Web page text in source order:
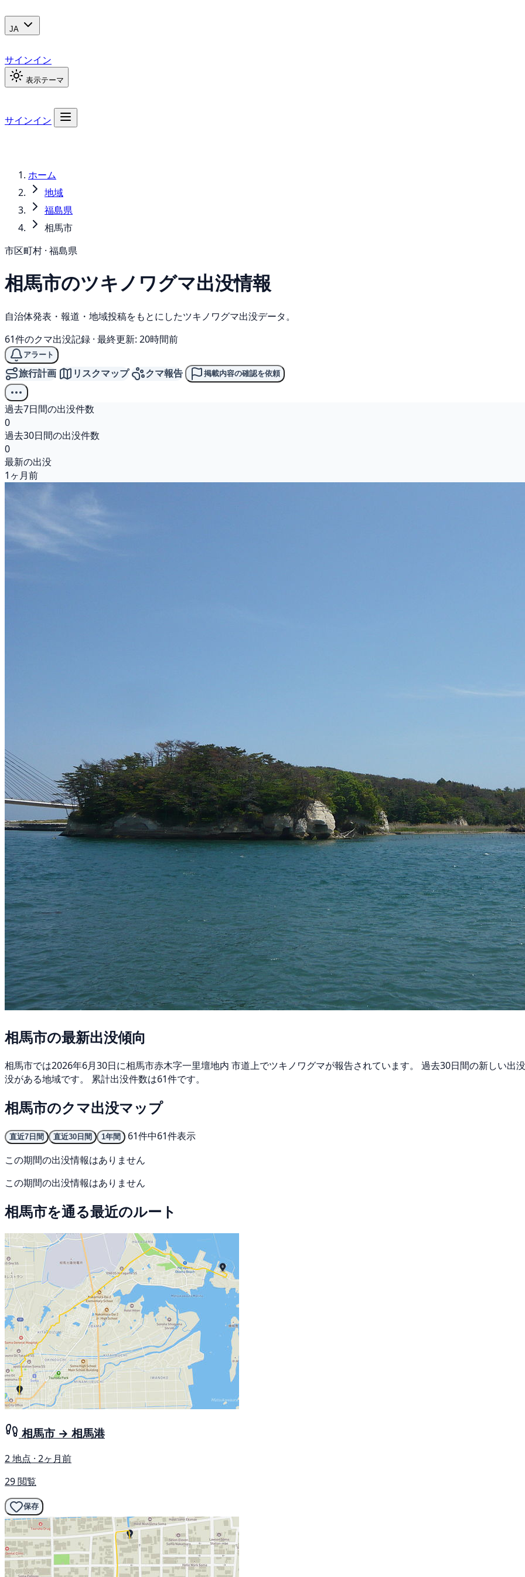
JA
サインイン
表示テーマ
サインイン
ホーム
地域
福島県
相馬市
市区町村 · 福島県
相馬市のツキノワグマ出没情報
自治体発表・報道・地域投稿をもとにしたツキノワグマ出没データ。
61件のクマ出没記録 · 最終更新: 20時間前
アラート
旅行計画 リスクマップ クマ報告 掲載内容の確認を依頼
過去7日間の出没件数
0
過去30日間の出没件数
0
最新の出没
1ヶ月前
相馬市の最新出没傾向
相馬市では2026年6月30日に相馬市赤木字一里壇地内 市道上でツキノワグマが報告されています。 過去30日間の新しい出
没がある地域です。 累計出没件数は61件です。
相馬市のクマ出没マップ
直近7日間 直近30日間 1年間
61件中61件表示
この期間の出没情報はありません
この期間の出没情報はありません
相馬市を通る最近のルート
相馬市 → 相馬港
2 地点 · 2ヶ月前
29 閲覧
保存